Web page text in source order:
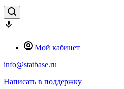
Мой кабинет
info@statbase.ru
Написать в поддержку